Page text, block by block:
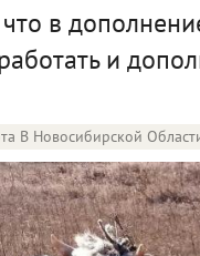
что в
и
В Новосибирской